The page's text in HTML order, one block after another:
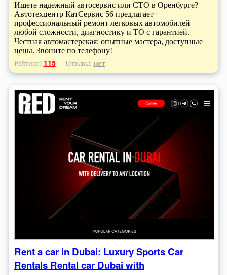
Ищете надежный автосервис или СТО в Оренбурге?
Автотехцентр КатСервис 56 предлагает
профессиональный ремонт легковых автомобилей
любой сложности, диагностику и ТО с гарантией.
Честная автомастерская: опытные мастера, доступные
цены. Звоните по телефону!
Рейтинг: 115 Отзывы: нет
Rent a car in Dubai: Luxury Sports Car
Rentals Rental car Dubai with